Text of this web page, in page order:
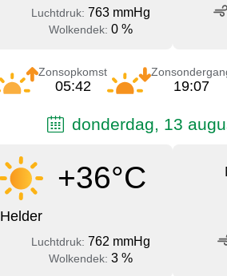
Luchtdruk: 763 mmHg
Wolkendek: 0 %
Zonsopkomst
05:42 19:07
donderdag, 13
+36°C
Helder
Luchtdruk: 762 mmHg
Wolkendek: 3 %